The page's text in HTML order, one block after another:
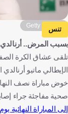
Getty Images
تنس
بسبب المرض..
تلقى عشاق الكرة
الإيطالي ماتيو
خوض مباراة نصف
صحية مفاجئة جراء
إلى المباراة النهائية